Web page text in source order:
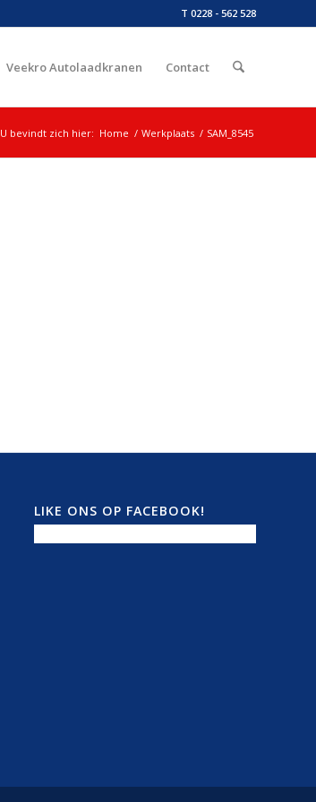
T 0228 - 562 528
Veekro Autolaadkranen Contact
U bevindt zich hier: Home / Werkplaats / SAM_8545
LIKE ONS OP FACEBOOK!